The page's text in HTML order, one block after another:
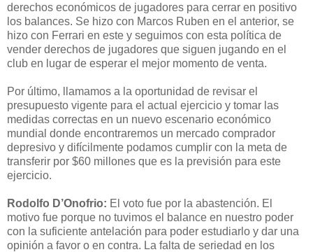
derechos económicos de jugadores para cerrar en positivo
los balances. Se hizo con Marcos Ruben en el anterior, se
hizo con Ferrari en este y seguimos con esta política de
vender derechos de jugadores que siguen jugando en el
club en lugar de esperar el mejor momento de venta.
Por último, llamamos a la oportunidad de revisar el
presupuesto vigente para el actual ejercicio y tomar las
medidas correctas en un nuevo escenario económico
mundial donde encontraremos un mercado comprador
depresivo y difícilmente podamos cumplir con la meta de
transferir por $60 millones que es la previsión para este
ejercicio.
Rodolfo D’Onofrio: El voto fue por la abastención. El
motivo fue porque no tuvimos el balance en nuestro poder
con la suficiente antelación para poder estudiarlo y dar una
opinión a favor o en contra. La falta de seriedad en los